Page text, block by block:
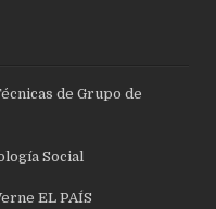
de Grupo de
Social
EL PAÍS